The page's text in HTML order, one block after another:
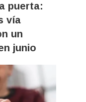
puerta:
vía
un
junio